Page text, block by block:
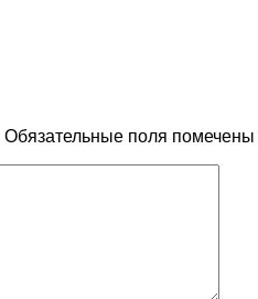
Обязательные поля помечены